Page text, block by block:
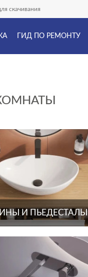
скачивания
ГИД ПО РЕМОНТУ
И ПЬЕДЕСТАЛЫ